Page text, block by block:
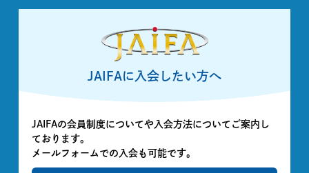
JAIFAに入会したい方へ
JAIFAの会員制度についてや入会方法についてご案内し
ております。
メールフォームでの入会も可能です。